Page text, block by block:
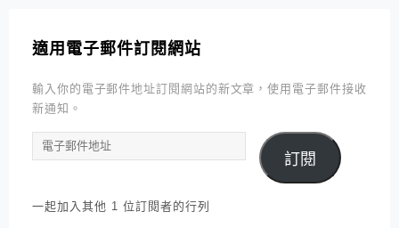
適用電子郵件訂閱網站
輸入你的電子郵件地址訂閱網站的新文章，使用電子郵件接收
新通知。
電
子
件
訂閱
一起加入其他 1 位訂閱者的行列